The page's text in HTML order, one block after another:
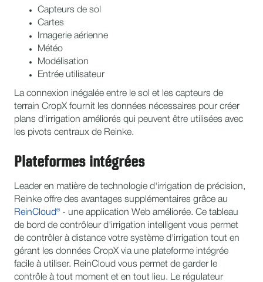
Capteurs de sol
Cartes
Imagerie aérienne
Météo
Modélisation
Entrée utilisateur
La connexion inégalée entre le sol et les capteurs de
terrain CropX fournit les données nécessaires pour créer
plans d'irrigation améliorés qui peuvent être utilisées avec
les pivots centraux de Reinke.
Plateformes intégrées
Leader en matière de technologie d'irrigation de précision,
Reinke offre des avantages supplémentaires grâce au
ReinCloud® - une application Web améliorée. Ce tableau
de bord de contrôleur d'irrigation intelligent vous permet
de contrôler à distance votre système d'irrigation tout en
gérant les données CropX via une plateforme intégrée
facile à utiliser. ReinCloud vous permet de garder le
contrôle à tout moment et en tout lieu. Le régulateur